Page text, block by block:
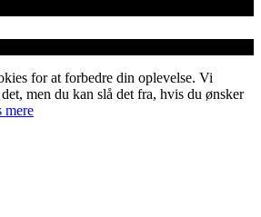
for at forbedre din oplevelse. Vi
men du kan slå det fra, hvis du ønsker
mere